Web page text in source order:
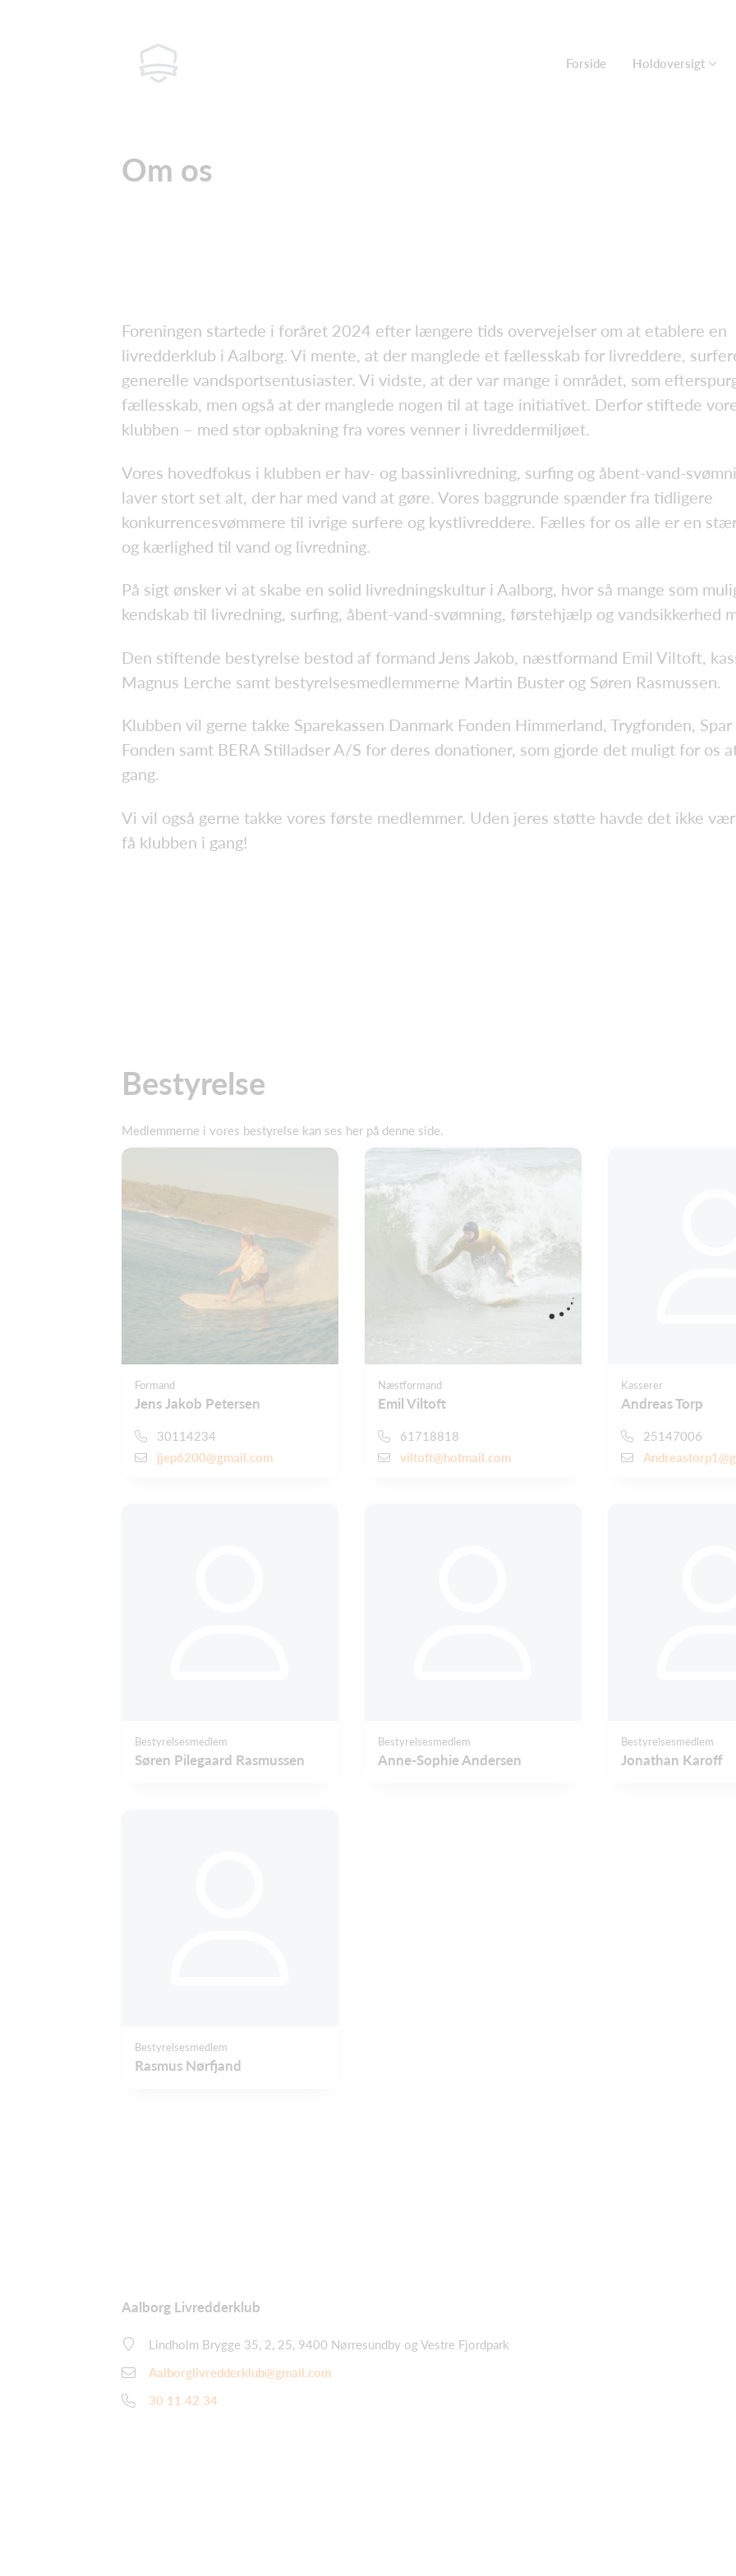
Forside Holdoversigt
Om os
Foreningen startede i foråret 2024 efter længere tids overvejelser om at etablere en
livredderklub i Aalborg. Vi mente, at der manglede et fællesskab for livreddere,
generelle vandsportsentusiaster. Vi vidste, at der var mange i området, som
fællesskab, men også at der manglede nogen til at tage initiativet. Derfor stiftede
klubben – med stor opbakning fra vores venner i livreddermiljøet.
Vores hovedfokus i klubben er hav- og bassinlivredning, surfing og åbent-vand-
laver stort set alt, der har med vand at gøre. Vores baggrunde spænder fra tidligere
konkurrencesvømmere til ivrige surfere og kystlivreddere. Fælles for os alle er en
og kærlighed til vand og livredning.
På sigt ønsker vi at skabe en solid livredningskultur i Aalborg, hvor så mange som
kendskab til livredning, surfing, åbent-vand-svømning, førstehjælp og vandsikkerhed
Den stiftende bestyrelse bestod af formand Jens Jakob, næstformand Emil Viltoft,
Magnus Lerche samt bestyrelsesmedlemmerne Martin Buster og Søren Rasmussen.
Klubben vil gerne takke Sparekassen Danmark Fonden Himmerland, Trygfonden,
Fonden samt BERA Stilladser A/S for deres donationer, som gjorde det muligt for os
gang.
Vi vil også gerne takke vores første medlemmer. Uden jeres støtte havde det ikke
få klubben i gang!
Bestyrelse
Medlemmerne i vores bestyrelse kan ses her på denne side.
Formand
Jens Jakob Petersen
30114234
jjep6200@gmail.com
Næstformand
Emil Viltoft
61718818
viltoft@hotmail.com
Kasserer
Andreas Torp
25147006
Bestyrelsesmedlem
Søren Pilegaard Rasmussen
Bestyrelsesmedlem
Anne-Sophie Andersen
Bestyrelsesmedlem
Jonathan Karoff
Bestyrelsesmedlem
Rasmus Nørfjand
Aalborg Livredderklub
Lindholm Brygge 35, 2, 25, 9400 Nørresundby og Vestre Fjordpark
Aalborglivredderklub@gmail.com
30 11 42 34